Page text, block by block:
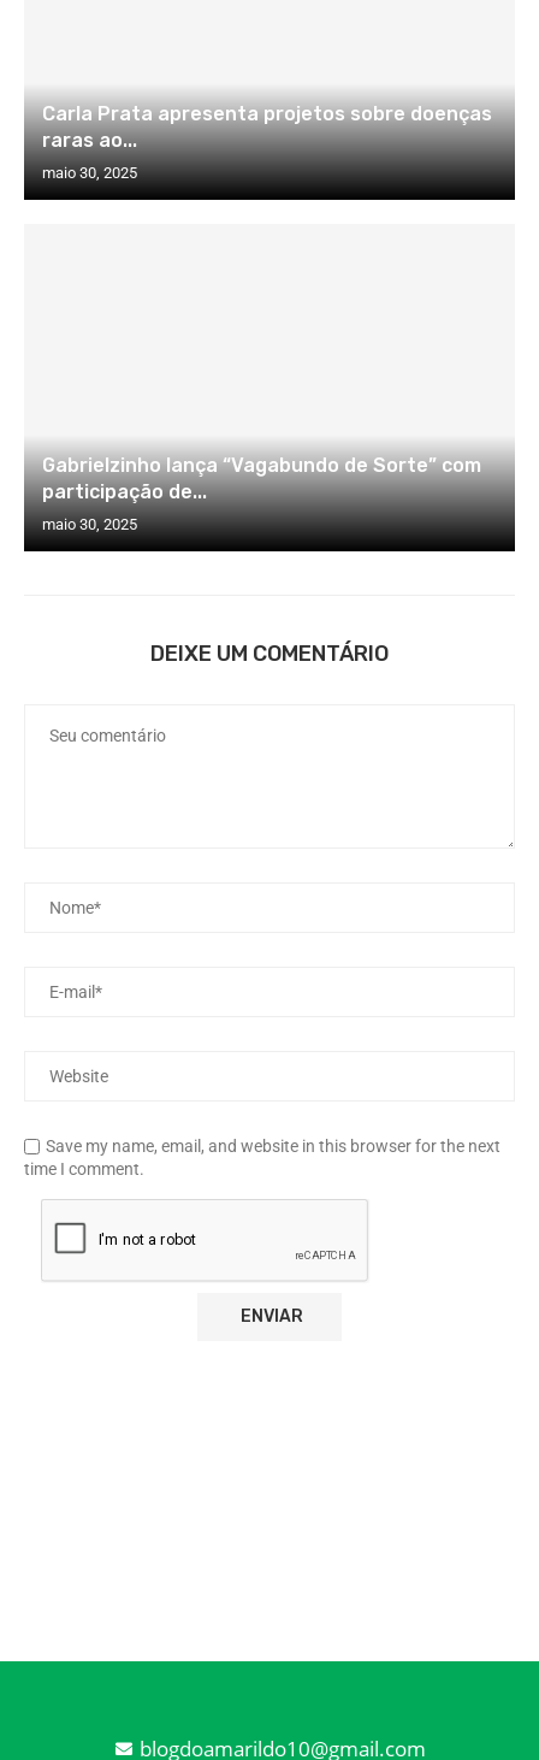
Carla Prata apresenta projetos sobre doenças
raras ao...
maio 30, 2025
Gabrielzinho lança “Vagabundo de Sorte” com
participação de...
maio 30, 2025
DEIXE UM COMENTÁRIO
Save my name, email, and website in this browser for the next
time I comment.
blogdoamarildo10@gmail.com